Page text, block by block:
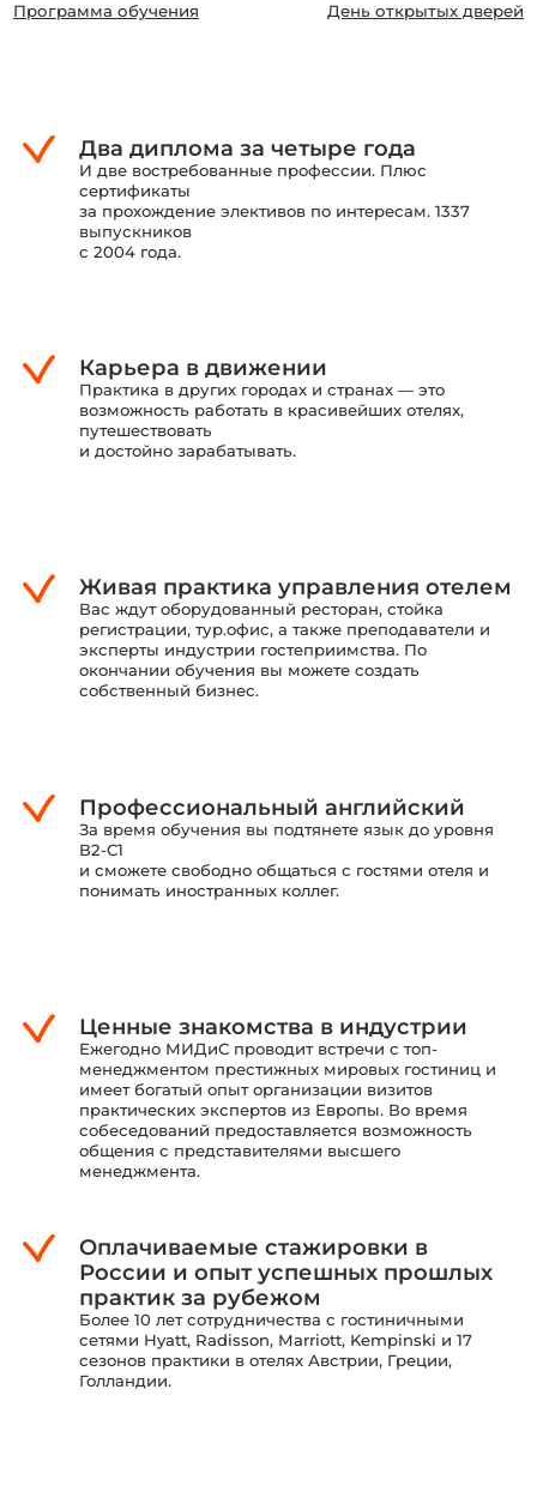
Программа обучения День открытых дверей
Два диплома за четыре года
И две востребованные профессии. Плюс
сертификаты
за прохождение элективов по интересам. 1337
выпускников
с 2004 года.
Карьера в движении
Практика в других городах и странах — это
возможность работать в красивейших отелях,
путешествовать
и достойно зарабатывать.
Живая практика управления отелем
Вас ждут оборудованный ресторан, стойка
регистрации, тур.офис, а также преподаватели и
эксперты индустрии гостеприимства. По
окончании обучения вы можете создать
собственный бизнес.
Профессиональный английский
За время обучения вы подтянете язык до уровня
В2-С1
и сможете свободно общаться с гостями отеля и
понимать иностранных коллег.
Ценные знакомства в индустрии
Ежегодно МИДиС проводит встречи с топ-
менеджментом престижных мировых гостиниц и
имеет богатый опыт организации визитов
практических экспертов из Европы. Во время
собеседований предоставляется возможность
общения с представителями высшего
менеджмента.
Оплачиваемые стажировки в
России и опыт успешных прошлых
практик за рубежом
Более 10 лет сотрудничества с гостиничными
сетями Hyatt, Radisson, Marriott, Kempinski и 17
сезонов практики в отелях Австрии, Греции,
Голландии.